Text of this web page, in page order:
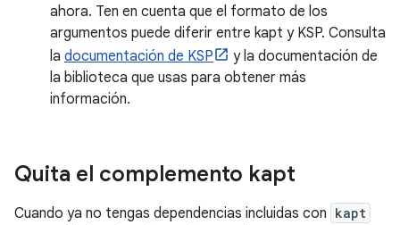
ahora. Ten en cuenta que el formato de los
argumentos puede diferir entre kapt y KSP. Consulta
la documentación de KSP
y la documentación de
la biblioteca que usas para obtener más
información.
Quita el complemento kapt
Cuando ya no tengas dependencias incluidas con kapt